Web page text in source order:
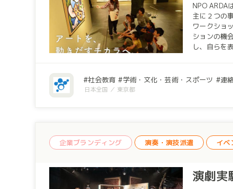
NPO ARDA
主に２つの事業を展開しています。 一つは、
ワークショ
ションの機
し、自らを
めた対話型
いの意見
す。個人の
がっていくこと
社会教育 学術・文化・芸術・スポーツ 連
日本全国 東京都
企業ブランディング 演奏・演技派遣 イベ
演劇実